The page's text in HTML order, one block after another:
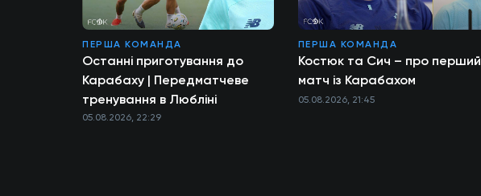
ПЕРША КОМАНДА
Останні приготування до
Карабаху | Передматчеве
тренування в Любліні
05.08.2026, 22:29
ПЕРША КОМАНДА
Костюк та Сич – про перший
матч із Карабахом
05.08.2026, 21:45